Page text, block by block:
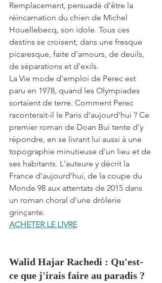
Remplacement, persuadé d'être la
réincarnation du chien de Michel
Houellebecq, son idole. Tous ces
destins se croisent, dans une fresque
picaresque, faite d'amours, de deuils,
de séparations et d'exils.
La Vie mode d'emploi de Perec est
paru en 1978, quand les Olympiades
sortaient de terre. Comment Perec
raconterait-il le Paris d'aujourd'hui ? Ce
premier roman de Doan Bui tente d'y
répondre, en se livrant lui aussi à une
topographie minutieuse d'un lieu et de
ses habitants. L'auteure y décrit la
France d'aujourd'hui, de la coupe du
Monde 98 aux attentats de 2015 dans
un roman choral d'une drôlerie
grinçante.
ACHETER LE LIVRE
Walid Hajar Rachedi : Qu'est-
ce que j'irais faire au paradis ?